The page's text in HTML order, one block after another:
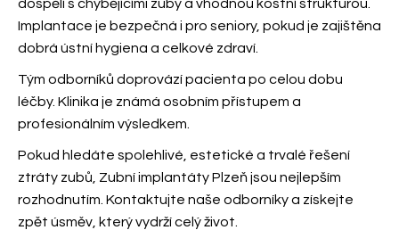
dospělí s chybějícími zuby a vhodnou kostní strukturou.
Implantace je bezpečná i pro seniory, pokud je zajištěna
dobrá ústní hygiena a celkové zdraví.
Tým odborníků doprovází pacienta po celou dobu
léčby. Klinika je známá osobním přístupem a
profesionálním výsledkem.
Pokud hledáte spolehlivé, estetické a trvalé řešení
ztráty zubů, Zubní implantáty Plzeň jsou nejlepším
rozhodnutím. Kontaktujte naše odborníky a získejte
zpět úsměv, který vydrží celý život.